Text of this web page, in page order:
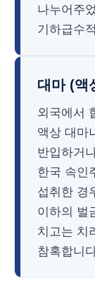
나누어주
기하급수
대마 (액
외국에서
액상 대마
반입하거
한국 속인
섭취한 경
이하의 벌
치고는 치
참혹합니